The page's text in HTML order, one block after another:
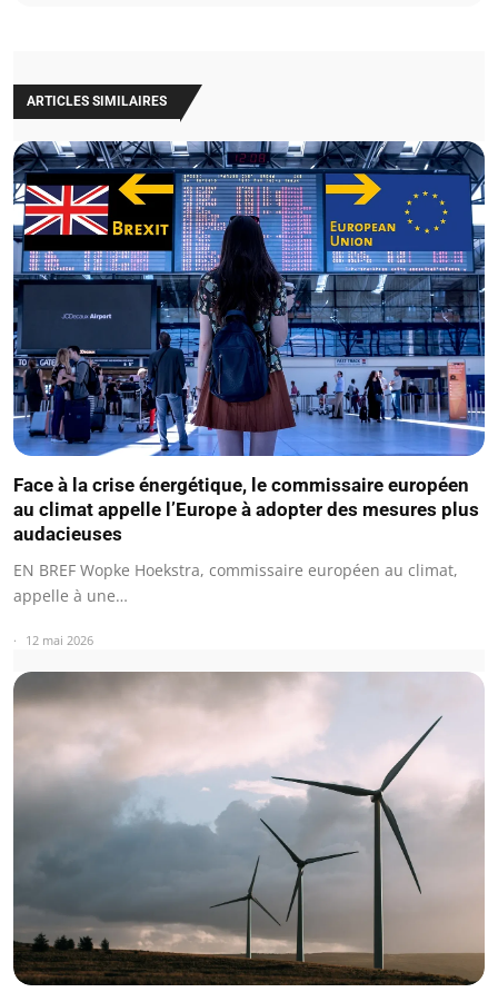
ARTICLES SIMILAIRES
Face à la crise énergétique, le commissaire européen
au climat appelle l’Europe à adopter des mesures plus
audacieuses
EN BREF Wopke Hoekstra, commissaire européen au climat,
appelle à une…
12 mai 2026